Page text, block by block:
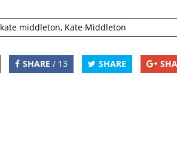
middleton, Kate Middleton
SHARE / 13 SHARE